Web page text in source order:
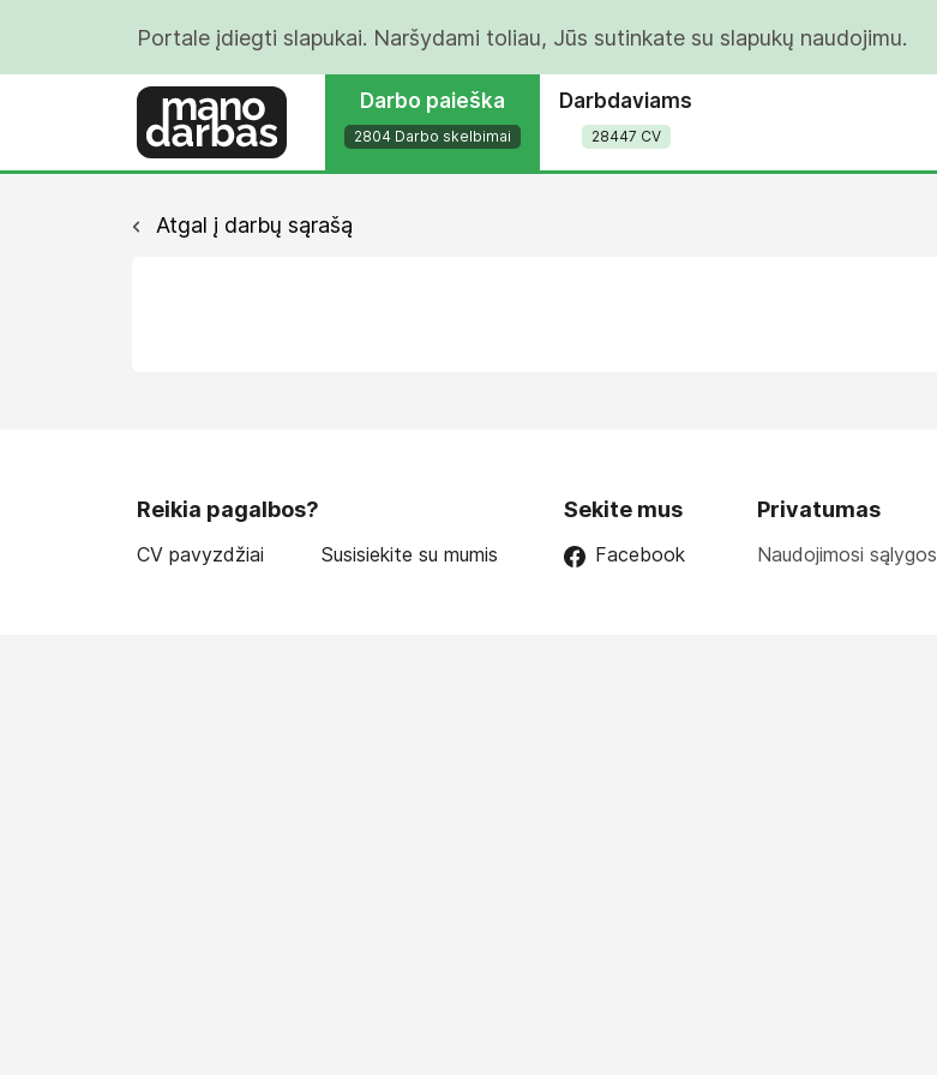
Portale įdiegti slapukai. Naršydami toliau, Jūs sutinkate su slapukų naudojimu.
Darbo paieška
2804 Darbo skelbimai
Darbdaviams
28447 CV
Atgal į darbų sąrašą
Reikia pagalbos?
CV pavyzdžiai Susisiekite su mumis
Sekite mus
Facebook
Privatumas
Naudojimosi sąlygos